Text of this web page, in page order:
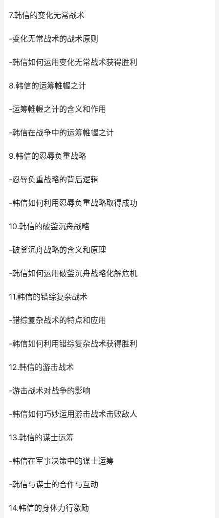
7.韩信的变化无常战术
-变化无常战术的战术原则
-韩信如何运用变化无常战术获得胜利
8.韩信的运筹帷幄之计
-运筹帷幄之计的含义和作用
-韩信在战争中的运筹帷幄之计
9.韩信的忍辱负重战略
-忍辱负重战略的背后逻辑
-韩信如何利用忍辱负重战略取得成功
10.韩信的破釜沉舟战略
-破釜沉舟战略的含义和原理
-韩信如何运用破釜沉舟战略化解危机
11.韩信的错综复杂战术
-错综复杂战术的特点和应用
-韩信如何利用错综复杂战术获得胜利
12.韩信的游击战术
-游击战术对战争的影响
-韩信如何巧妙运用游击战术击败敌人
13.韩信的谋士运筹
-韩信在军事决策中的谋士运筹
-韩信与谋士的合作与互动
14.韩信的身体力行激励